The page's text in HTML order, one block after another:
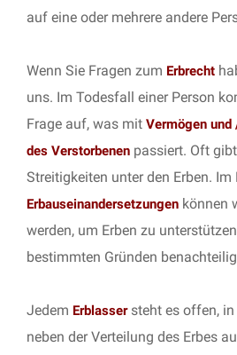
auf eine oder mehrere andere
Wenn Sie Fragen zum Erbrecht
uns. Im Todesfall einer Person
Frage auf, was mit Vermögen und
des Verstorbenen passiert. Oft
Streitigkeiten unter den Erben. Im
Erbauseinandersetzungen können
werden, um Erben zu
bestimmten Gründen
Jedem Erblassersteht es offen, in
neben der Verteilung des Erbes